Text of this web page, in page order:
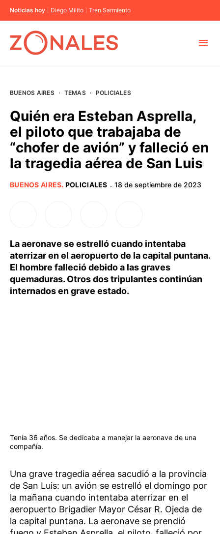
Noticias hoy Diego Milito Tren Sarmiento
BUENOS AIRES
PROVINCIAS
BUENOS AIRES · TEMAS · POLICIALES
Quién era Esteban Asprella,
el piloto que trabajaba de
“chofer de avión” y falleció en
la tragedia aérea de San Luis
BUENOS AIRES. POLICIALES · 18 de septiembre de 2023
La aeronave se estrelló cuando intentaba
aterrizar en el aeropuerto de la capital puntana.
El hombre falleció debido a las graves
quemaduras. Otros dos tripulantes continúan
internados en grave estado.
Tenía 36 años. Se dedicaba a manejar la aeronave de una
compañía.
Una grave tragedia aérea sacudió a la provincia
de San Luis: un avión se estrelló el domingo por
la mañana cuando intentaba aterrizar en el
aeropuerto Brigadier Mayor César R. Ojeda de
la capital puntana. La aeronave se prendió